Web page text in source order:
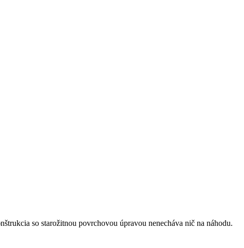
so starožitnou povrchovou úpravou nenecháva nič na náhodu.